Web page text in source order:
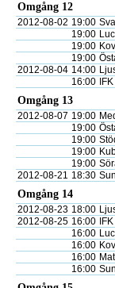
Omgång 12
2012-08-02 19:00
19:00
19:00
19:00
2012-08-04 14:00
16:00
Omgång 13
2012-08-07 19:00
19:00
19:00
19:00
19:00
2012-08-21 18:30
Omgång 14
2012-08-23 18:00
2012-08-25 16:00
16:00
16:00
16:00
16:00